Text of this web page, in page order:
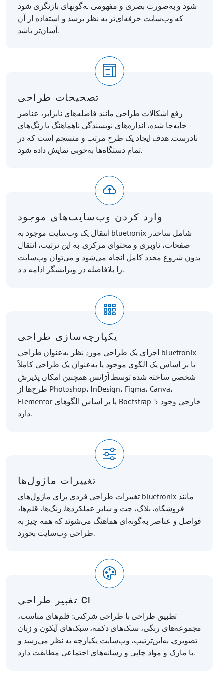
شود و به‌صورت بصری و مفهومی به‌گونهای بازنگری شود
که وب‌سایت حرفه‌ای‌تر به نظر برسد و استفاده از آن
آسان‌تر باشد.
تصحیحات طراحی
رفع اشکالات طراحی مانند فاصله‌های نابرابر، عناصر
جابه‌جا شده، اندازه‌های نویسندگی ناهماهنگ یا رنگ‌های
نادرست. هدف ایجاد یک طرح مرتب و منسجم است که در
تمام دستگاه‌ها به‌خوبی نمایش داده شود.
وارد کردن وب‌سایت‌های موجود
انتقال یک وب‌سایت موجود به bluetronix شامل ساختار
صفحات، ناوبری و محتوای مرکزی. به این ترتیب، انتقال
بدون شروع مجدد کامل انجام می‌شود و می‌توان وب‌سایت
را بلافاصله در ویرایشگر ادامه داد.
یکپارچه‌سازی طراحی
اجرای یک طراحی مورد نظر به‌عنوان طراحی bluetronix -
یا بر اساس یک الگوی موجود یا به‌عنوان یک طراحی کاملاً
شخصی ساخته شده توسط آژانس. همچنین امکان پذیرش
طرح‌ها از Photoshop، InDesign، Figma، Canva،
Elementor یا بر اساس الگوهای Bootstrap-5 خارجی وجود
دارد.
تغییرات ماژول‌ها
تغییرات طراحی فردی برای ماژول‌های bluetronix مانند
فروشگاه، بلاگ، چت و سایر عملکردها. رنگ‌ها، قلم‌ها،
فواصل و عناصر به‌گونه‌ای هماهنگ می‌شوند که همه چیز به
طراحی وب‌سایت بخورد.
تغییر طراحی CI
تطبیق طراحی با طراحی شرکتی: قلم‌های مناسب،
مجموعه‌های رنگی، سبک‌های دکمه، سبک‌های آیکون و زبان
تصویری. به‌این‌ترتیب، وب‌سایت یکپارچه به نظر می‌رسد و
با مارک و مواد چاپی و رسانه‌های اجتماعی مطابقت دارد.